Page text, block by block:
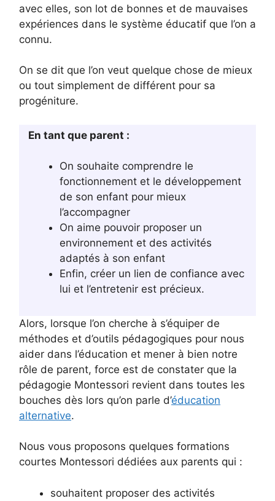
avec elles, son lot de bonnes et de mauvaises
expériences dans le système éducatif que l’on a
connu.
On se dit que l’on veut quelque chose de mieux
ou tout simplement de différent pour sa
progéniture.
En tant que parent :
On souhaite comprendre le
fonctionnement et le développement
de son enfant pour mieux
l’accompagner
On aime pouvoir proposer un
environnement et des activités
adaptés à son enfant
Enfin, créer un lien de confiance avec
lui et l’entretenir est précieux.
Alors, lorsque l’on cherche à s’équiper de
méthodes et d’outils pédagogiques pour nous
aider dans l’éducation et mener à bien notre
rôle de parent, force est de constater que la
pédagogie Montessori revient dans toutes les
bouches dès lors qu’on parle d’éducation
alternative.
Nous vous proposons quelques formations
courtes Montessori dédiées aux parents qui :
souhaitent proposer des activités